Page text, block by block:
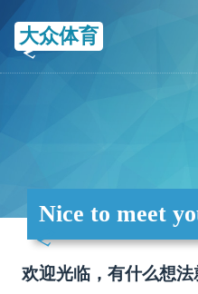
大众体育
Nice to meet
欢迎光临，有什么想法